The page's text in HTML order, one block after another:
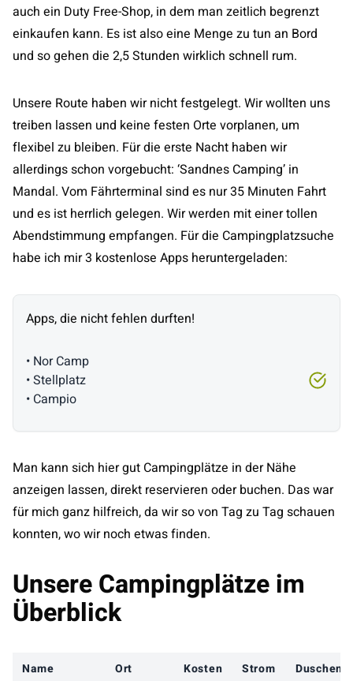
auch ein Duty Free-Shop, in dem man zeitlich begrenzt
einkaufen kann. Es ist also eine Menge zu tun an Bord
und so gehen die 2,5 Stunden wirklich schnell rum.
Unsere Route haben wir nicht festgelegt. Wir wollten uns
treiben lassen und keine festen Orte vorplanen, um
flexibel zu bleiben. Für die erste Nacht haben wir
allerdings schon vorgebucht: ‘Sandnes Camping’ in
Mandal. Vom Fährterminal sind es nur 35 Minuten Fahrt
und es ist herrlich gelegen. Wir werden mit einer tollen
Abendstimmung empfangen. Für die Campingplatzsuche
habe ich mir 3 kostenlose Apps heruntergeladen:
Apps, die nicht fehlen durften!
• Nor Camp
• Stellplatz
• Campio
Man kann sich hier gut Campingplätze in der Nähe
anzeigen lassen, direkt reservieren oder buchen. Das war
für mich ganz hilfreich, da wir so von Tag zu Tag schauen
konnten, wo wir noch etwas finden.
Unsere Campingplätze im
Überblick
Name Ort Kosten Strom Duschen